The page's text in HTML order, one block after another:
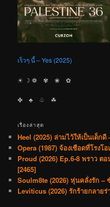
เร็วๆ นี้ – Yes (2025)
☀︎ ☽ ❁ ✾ ❀ ✿
✤ ♣︎ ♧ ☘︎
เรื่องล่าสุด
Heel (2025) ล่ามไว้ให้เป็นเด็กดี
Opera (1987) จ้องเชือดที่โรงโ
Proud (2026) Ep.6-8 พราว ต
[2465]
Soulm8te (2026) หุ่นคลั่งรัก –
Leviticus (2026) รักร้ายกลายร่